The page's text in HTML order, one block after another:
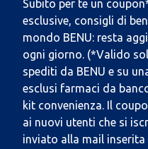
Subito per te un
esclusive, consigli di
mondo BENU: resta
ogni giorno. (*Valido
spediti da BENU e su
esclusi farmaci da
kit convenienza. Il
ai nuovi utenti che si
inviato alla mail inserita